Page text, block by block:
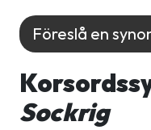
Föreslå en
Sockrig